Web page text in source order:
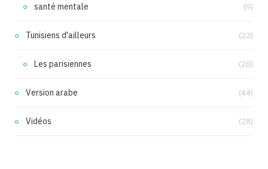
santé mentale (9)
Tunisiens d'ailleurs (22)
Les parisiennes (20)
Version arabe (44)
Vidéos (28)